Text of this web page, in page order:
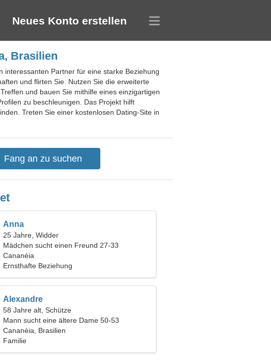
Neues Konto erstellen
Brasilien
interessanten Partner für eine starke Beziehung
und flirten Sie. Nutzen Sie die erweiterte
und bauen Sie mithilfe eines einzigartigen
zu beschleunigen. Das Projekt hilft
Treten Sie einer kostenlosen Dating-Site in
Anna
25 Jahre, Widder
Mädchen sucht einen Freund 27-33
Cananéia
Ernsthafte Beziehung
Alexandre
58 Jahre alt, Schütze
Mann sucht eine ältere Dame 50-53
Cananéia, Brasilien
Familie